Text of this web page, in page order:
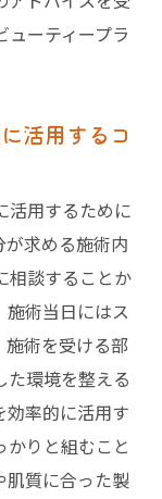
ューティープラ
活用するコ
活用するために
求める施術内
相談することか
施術当日にはス
術を受ける部
た環境を整える
効率的に活用す
かりと組むこと
肌質に合った製